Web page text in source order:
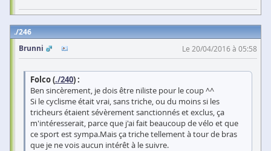
246
Brunni
Le 20/04/2016 à 05:58
Folco (./240) :
Ben sincèrement, je dois être niliste pour le coup ^^
Si le cyclisme était vrai, sans triche, ou du moins si les
tricheurs étaient sévèrement sanctionnés et exclus, ça
m'intéresserait, parce que j'ai fait beaucoup de vélo et que
ce sport est sympa.Mais ça triche tellement à tour de bras
que je ne vois aucun intérêt à le suivre.